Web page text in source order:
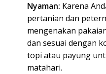
Nyaman: Karena
pertanian dan
mengenakan
dan sesuai dengan
topi atau payung
matahari.